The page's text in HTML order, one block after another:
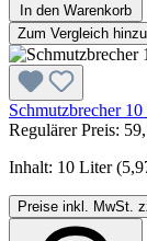
In den Warenkorb
Zum Vergleich
Schmutzbrecher
Regulärer Preis:
Inhalt: 10 Liter
Preise inkl. MwSt.